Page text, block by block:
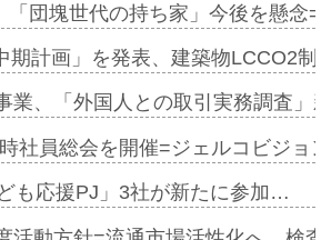
「団塊世代の持ち家」今後を懸
期計画」を発表、建築物LCCO2
業、「外国人との取引実務調査
社員総会を開催=ジェルコビジ
も応援PJ」3社が新たに参加…